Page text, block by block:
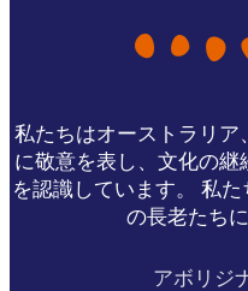
私たちはオーストラリ
に敬意を表し、文化の継
を認識しています。 私
の長老たち
アボリジ